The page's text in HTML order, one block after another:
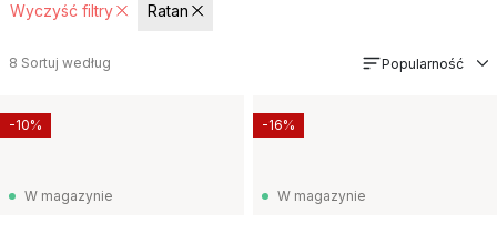
Wyczyść filtry Ratan
8 Sortuj według Popularność
W magazynie
-10%
W magazynie
-16%